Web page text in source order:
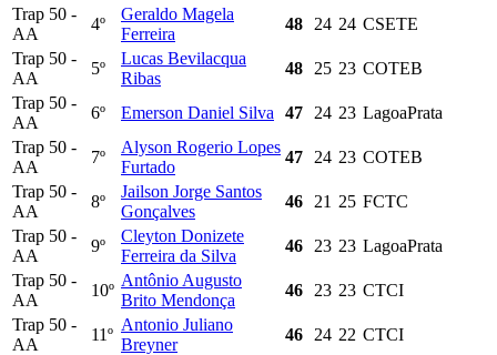
Trap 50 -
AA
4º
Geraldo Magela
Ferreira
48 24 24 CSETE
Trap 50 -
AA
5º
Lucas Bevilacqua
Ribas
48 25 23 COTEB
Trap 50 -
AA
6º Emerson Daniel Silva 47 24 23 LagoaPrata
Trap 50 -
AA
7º
Alyson Rogerio Lopes
Furtado
47 24 23 COTEB
Trap 50 -
AA
8º
Jailson Jorge Santos
Gonçalves
46 21 25 FCTC
Trap 50 -
AA
9º
Cleyton Donizete
Ferreira da Silva
46 23 23 LagoaPrata
Trap 50 -
AA
10º
Antônio Augusto
Brito Mendonça
46 23 23 CTCI
Trap 50 -
AA
11º
Antonio Juliano
Breyner
46 24 22 CTCI